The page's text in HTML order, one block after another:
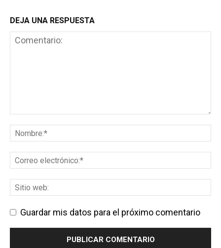
DEJA UNA RESPUESTA
Guardar mis datos para el próximo comentario